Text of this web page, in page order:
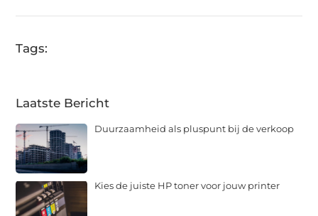
Tags:
Laatste Bericht
Duurzaamheid als pluspunt bij de verkoop
Kies de juiste HP toner voor jouw printer